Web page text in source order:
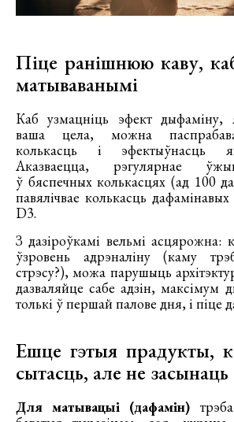
Піце ранішнюю каву,
матываванымі
Каб узмацніць эфект дыфаміну,
ваша цела, можна
колькасць і эфектыўнасць
Аказваецца, рэгулярнае
ў бяспечных колькасцях (ад 100
павялічвае колькасць
D3.
З дазіроўкамі вельмі асцярожна:
ўзровень адрэналіну (каму
стрэсу?), можа парушыць
дазваляйце сабе адзін, максімум
толькі ў першай палове дня, і піце
Ешце гэтыя прадукты,
сытасць, але не засынаць
Для матывацыі (дафамін)